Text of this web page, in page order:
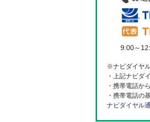
9:00～
※ナビダイヤ
・上記ナビダ
・携帯電話か
・携帯電話の
ナビダイヤル